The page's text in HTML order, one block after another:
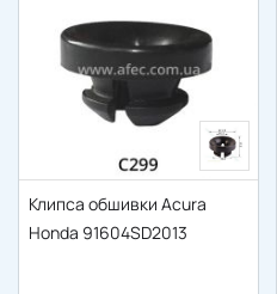
Клипса обшивки Acura
Honda 91604SD2013